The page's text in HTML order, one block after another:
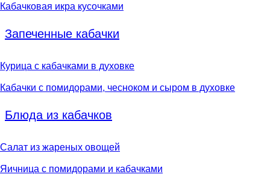
Кабачковая икра кусочками
Запеченные кабачки
Курица с кабачками в духовке
Кабачки с помидорами, чесноком и сыром в духовке
Блюда из кабачков
Салат из жареных овощей
Яичница с помидорами и кабачками